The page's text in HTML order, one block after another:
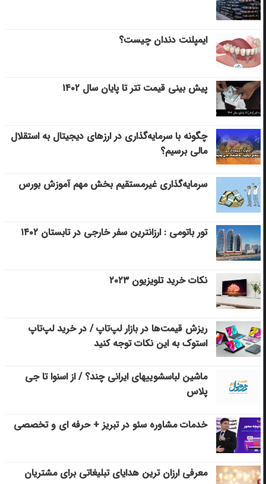
ایمپلنت دندان چیست؟
پیش بینی قیمت تتر تا پایان سال ۱۴۰۲
چگونه با سرمایه‌گذاری در ارزهای دیجیتال به استقلال
مالی برسیم؟
سرمایه‌گذاری غیرمستقیم بخش مهم آموزش بورس
تور باتومی : ارزانترین سفر خارجی در تابستان ۱۴۰۲
نکات خرید تلویزیون ۲۰۲۳
ریزش قیمت‌ها در بازار لپ‌تاپ / در خرید لپ‌تاپ
استوک به این نکات توجه کنید
ماشین لباسشویی‎های ایرانی چند؟ / از اسنوا تا جی
پلاس
خدمات مشاوره سئو در تبریز + حرفه ای و تخصصی
معرفی ارزان ترین هدایای تبلیغاتی برای مشتریان